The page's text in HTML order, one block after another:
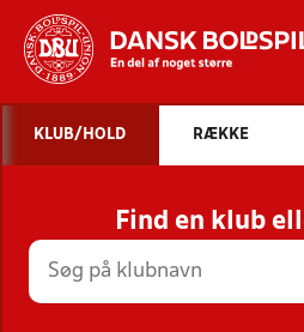
STILLINGER,
HOLD
KLUB/HOLD RÆKKE
Find en klub